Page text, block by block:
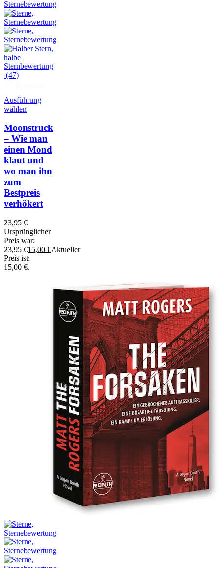
(47)
Ausführung
wählen
Moonstruck
– Wie man
einen Mond
klaut und
wo man ihn
zum
Bestpreis
verhökert
23,95€
Ursprünglicher
Preis war:
23,95 €15,00 €Aktueller
Preis ist:
15,00 €.